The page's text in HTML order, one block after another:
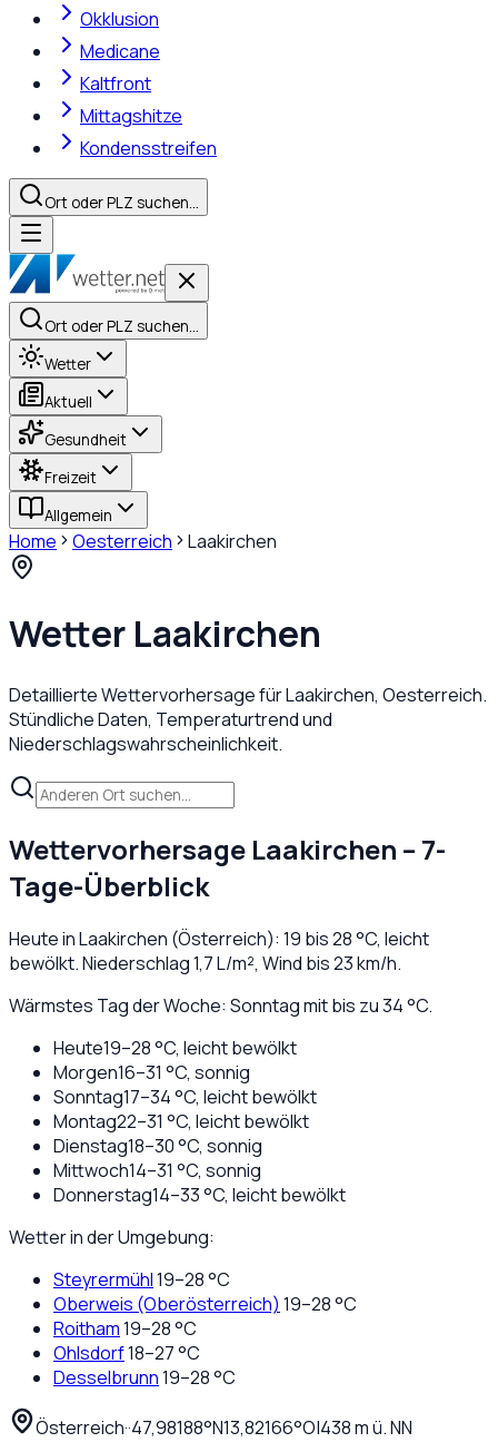
Okklusion
Medicane
Kaltfront
Mittagshitze
Kondensstreifen
Ort oder PLZ suchen…
Ort oder PLZ suchen…
Wetter
Aktuell
Gesundheit
Freizeit
Allgemein
Home Oesterreich Laakirchen
Wetter Laakirchen
Detaillierte Wettervorhersage fürLaakirchen, Oesterreich.
Stündliche Daten, Temperaturtrend und
Niederschlagswahrscheinlichkeit.
Wettervorhersage Laakirchen – 7-
Tage-Überblick
Heute inLaakirchen (Österreich): 19 bis28°C, leicht
bewölkt. Niederschlag1,7L/m², Wind bis23km/h.
Wärmstes Tag der Woche: Sonntag mit bis zu 34 °C.
Heute19–28°C, leicht bewölkt
Morgen16–31 °C, sonnig
Sonntag17–34°C, leicht bewölkt
Montag22–31 °C, leicht bewölkt
Dienstag18–30°C, sonnig
Mittwoch14–31 °C, sonnig
Donnerstag14–33°C, leicht bewölkt
Wetter in der Umgebung:
Steyrermühl19–28°C
Oberweis (Oberösterreich) 19–28°C
Roitham19–28°C
Ohlsdorf18–27°C
Desselbrunn19–28°C
Österreich··47,98188°N13,82166°O|438m ü. NN